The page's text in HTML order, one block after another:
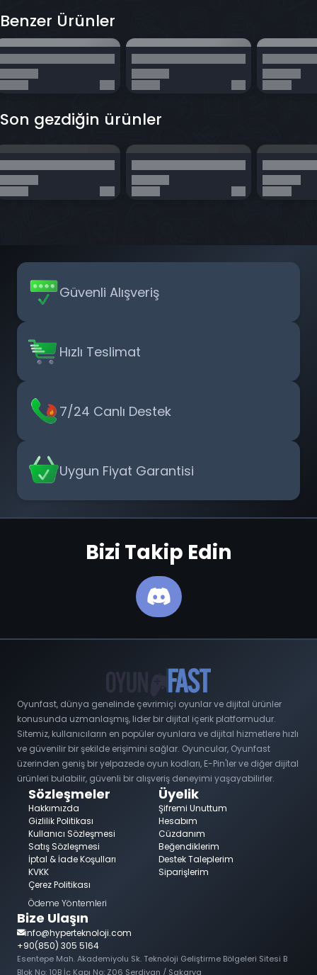
Benzer Ürünler
Son gezdiğin ürünler
Güvenli Alışveriş
Hızlı Teslimat
7/24 Canlı Destek
Uygun Fiyat Garantisi
Bizi Takip Edin
Oyunfast, dünya genelinde çevrimiçi oyunlar ve dijital ürünler
konusunda uzmanlaşmış, lider bir dijital içerik platformudur.
Sitemiz, kullanıcıların en popüler oyunlara ve dijital hizmetlere hızlı
ve güvenilir bir şekilde erişimini sağlar. Oyuncular, Oyunfast
üzerinden geniş bir yelpazede oyun kodları, E-Pin'ler ve diğer dijital
ürünleri bulabilir, güvenli bir alışveriş deneyimi yaşayabilirler.
Sözleşmeler
Hakkımızda
Gizlilik Politikası
Kullanıcı Sözleşmesi
Satış Sözleşmesi
İptal & İade Koşulları
KVKK
Çerez Politikası
Ödeme Yöntemleri
Üyelik
Şifremi Unuttum
Hesabım
Cüzdanım
Beğendiklerim
Destek Taleplerim
Siparişlerim
Bize Ulaşın
info@hyperteknoloji.com
+90(850) 305 5164
Esentepe Mah. Akademiyolu Sk. Teknoloji Geliştirme Bölgeleri Sitesi B
Blok No: 10B İç Kapı No: Z06 Serdivan / Sakarya